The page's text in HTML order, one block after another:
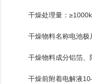
干燥处理量：
干燥物料名称电池极
干燥物料成分铝箔
干燥前附着电解液